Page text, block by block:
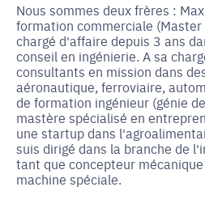
Nous sommes deux frères :
formation commerciale
chargé d'affaire depuis 3 ans
conseil en ingénierie. A sa
consultants en mission dans
aéronautique, ferroviaire,
de formation ingénieur (génie
mastère spécialisé en
une startup dans
suis dirigé dans la branche de
tant que concepteur
machine spéciale.